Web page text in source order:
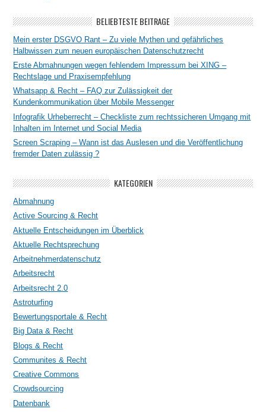
BELIEBTESTE BEITRÄGE
Mein erster DSGVO Rant – Zu viele Mythen und gefährliches
Halbwissen zum neuen europäischen Datenschutzrecht
Erste Abmahnungen wegen fehlendem Impressum bei XING –
Rechtslage und Praxisempfehlung
Whatsapp & Recht – FAQ zur Zulässigkeit der
Kundenkommunikation über Mobile Messenger
Infografik Urheberrecht – Checkliste zum rechtssicheren Umgang mit
Inhalten im Internet und Social Media
Screen Scraping – Wann ist das Auslesen und die Veröffentlichung
fremder Daten zulässig ?
KATEGORIEN
Abmahnung
Active Sourcing & Recht
Aktuelle Entscheidungen im Überblick
Aktuelle Rechtsprechung
Arbeitnehmerdatenschutz
Arbeitsrecht
Arbeitsrecht 2.0
Astroturfing
Bewertungsportale & Recht
Big Data & Recht
Blogs & Recht
Communites & Recht
Creative Commons
Crowdsourcing
Datenbank